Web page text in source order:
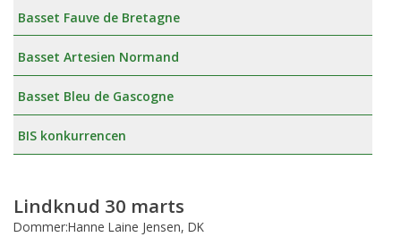
Basset Fauve de Bretagne
Basset Artesien Normand
Basset Bleu de Gascogne
BIS konkurrencen
Lindknud 30 marts
Dommer:Hanne Laine Jensen, DK